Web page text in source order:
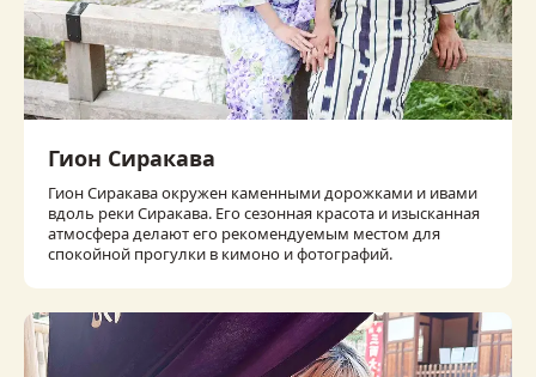
Гион Сиракава
Гион Сиракава окружен каменными дорожками и ивами
вдоль реки Сиракава. Его сезонная красота и изысканная
атмосфера делают его рекомендуемым местом для
спокойной прогулки в кимоно и фотографий.